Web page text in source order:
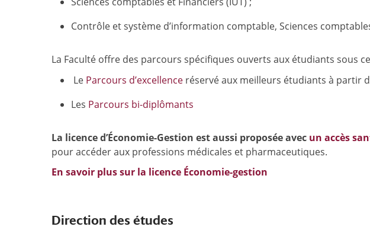
Contrôle et système d’information comptable, Sciences
La Faculté offre des parcours spécifiques ouverts aux étudiants sous
Le Parcours d’excellence réservé aux meilleurs étudiants à partir
Les Parcours bi-diplômants
La licence d’Économie-Gestion est aussi proposée avec un accès
pour accéder aux professions médicales et pharmaceutiques.
En savoir plus sur la licence Économie-gestion
Direction des études